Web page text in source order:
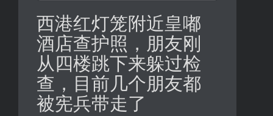
西港红灯笼附近皇嘟
酒店查护照，朋友刚
从四楼跳下来躲过检
查，目前几个朋友都
被宪兵带走了